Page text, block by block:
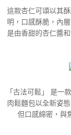
這款杏仁可頌以其
明，口感酥脆，內
是由香甜的杏仁醬
「古法可鬆」 是一
肉鬆麵包以全新姿
但口感綿密，與